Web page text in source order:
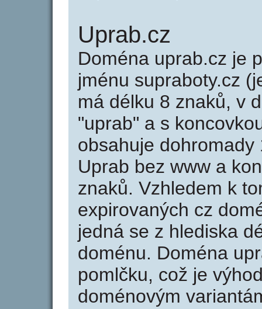
Uprab.cz
Doména uprab.cz je
jménu supraboty.cz
má délku 8 znaků, v
"uprab" a s
obsahuje
Uprab bez www a
znaků. Vzhledem k
expirovaných cz
jedná se z hlediska
doménu. Doména
pomlčku, což je
doménovým